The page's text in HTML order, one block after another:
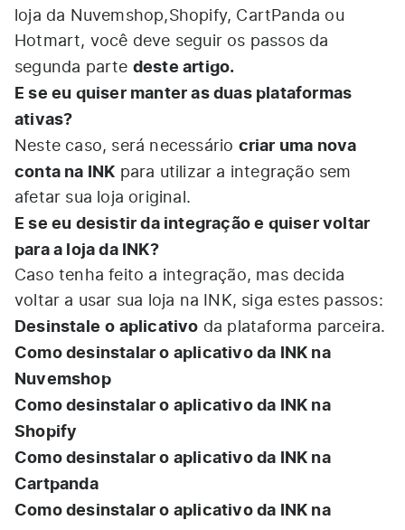
loja da Nuvemshop,Shopify, CartPanda ou
Hotmart, você deve seguir os passos da
segunda parte deste artigo.
E se eu quiser manter as duas plataformas
ativas?
Neste caso, será necessário criar uma nova
conta na INK para utilizar a integração sem
afetar sua loja original.
E se eu desistir da integração e quiser voltar
para a loja da INK?
Caso tenha feito a integração, mas decida
voltar a usar sua loja na INK, siga estes passos:
Desinstale o aplicativo da plataforma parceira.
Como desinstalar o aplicativo da INK na
Nuvemshop
Como desinstalar o aplicativo da INK na
Shopify
Como desinstalar o aplicativo da INK na
Cartpanda
Como desinstalar o aplicativo da INK na